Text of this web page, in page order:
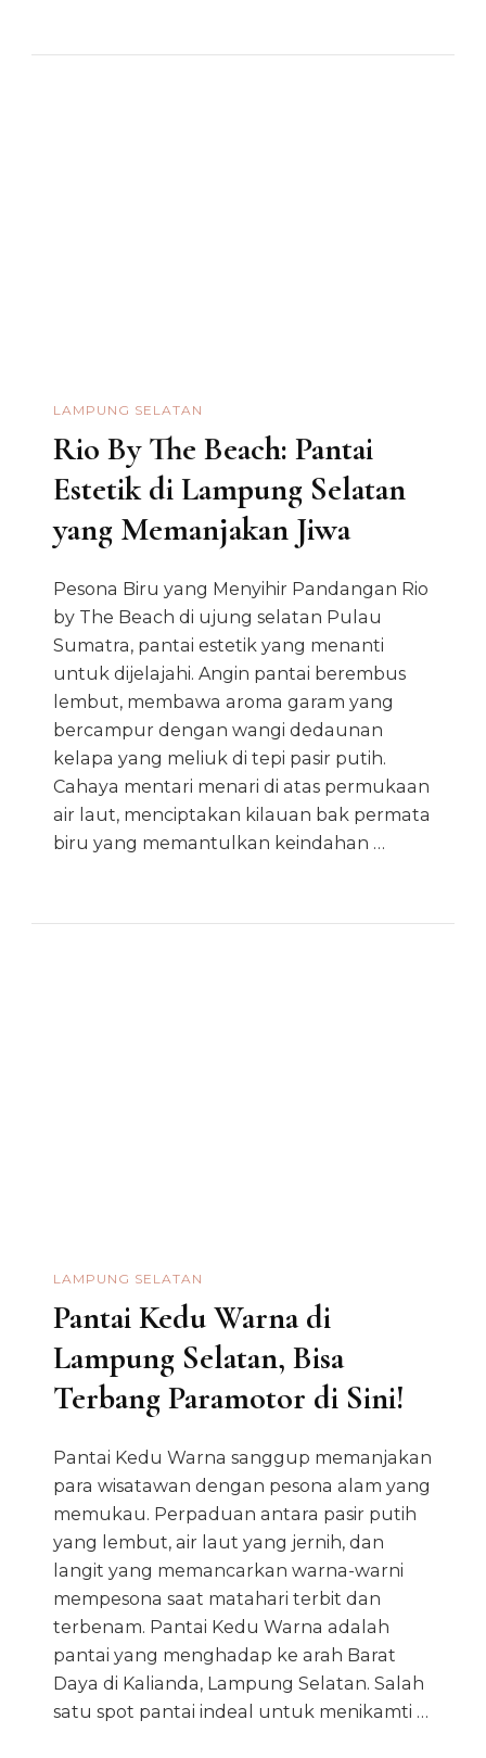
LAMPUNG SELATAN
Rio By The Beach: Pantai
Estetik di Lampung Selatan
yang Memanjakan Jiwa
Pesona Biru yang Menyihir Pandangan Rio
by The Beach di ujung selatan Pulau
Sumatra, pantai estetik yang menanti
untuk dijelajahi. Angin pantai berembus
lembut, membawa aroma garam yang
bercampur dengan wangi dedaunan
kelapa yang meliuk di tepi pasir putih.
Cahaya mentari menari di atas permukaan
air laut, menciptakan kilauan bak permata
biru yang memantulkan keindahan …
LAMPUNG SELATAN
Pantai Kedu Warna di
Lampung Selatan, Bisa
Terbang Paramotor di Sini!
Pantai Kedu Warna sanggup memanjakan
para wisatawan dengan pesona alam yang
memukau. Perpaduan antara pasir putih
yang lembut, air laut yang jernih, dan
langit yang memancarkan warna-warni
mempesona saat matahari terbit dan
terbenam. Pantai Kedu Warna adalah
pantai yang menghadap ke arah Barat
Daya di Kalianda, Lampung Selatan. Salah
satu spot pantai indeal untuk menikamti …